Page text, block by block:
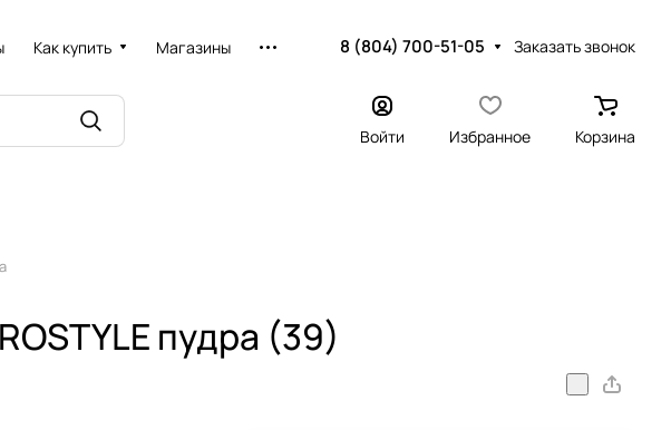
Как купить Магазины 8 (804) 700-51-05 Заказать звонок
Войти Избранное Корзина
пудра (39)